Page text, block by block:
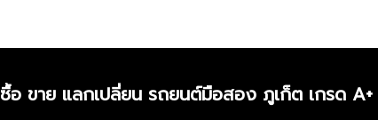
ซื้อ ขาย แลกเปลี่ยน รถยนต์มือสอง ภูเก็ต เกรด A+